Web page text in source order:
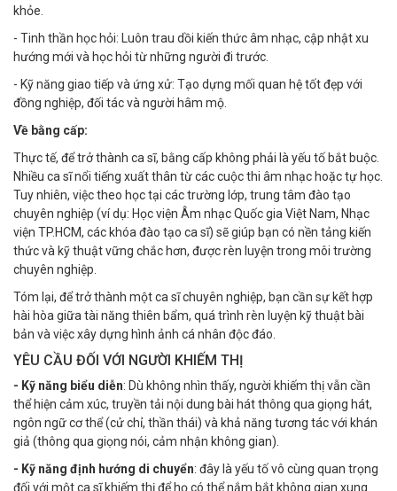
khỏe.
- Tinh thần học hỏi: Luôn trau dồi kiến thức âm nhạc, cập nhật xu
hướng mới và học hỏi từ những người đi trước.
- Kỹ năng giao tiếp và ứng xử: Tạo dựng mối quan hệ tốt đẹp với
đồng nghiệp, đối tác và người hâm mộ.
Về bằng cấp:
Thực tế, để trở thành ca sĩ, bằng cấp không phải là yếu tố bắt buộc.
Nhiều ca sĩ nổi tiếng xuất thân từ các cuộc thi âm nhạc hoặc tự học.
Tuy nhiên, việc theo học tại các trường lớp, trung tâm đào tạo
chuyên nghiệp (ví dụ: Học viện Âm nhạc Quốc gia Việt Nam, Nhạc
viện TP.HCM, các khóa đào tạo ca sĩ) sẽ giúp bạn có nền tảng kiến
thức và kỹ thuật vững chắc hơn, được rèn luyện trong môi trường
chuyên nghiệp.
Tóm lại, để trở thành một ca sĩ chuyên nghiệp, bạn cần sự kết hợp
hài hòa giữa tài năng thiên bẩm, quá trình rèn luyện kỹ thuật bài
bản và việc xây dựng hình ảnh cá nhân độc đáo.
YÊU CẦU ĐỐI VỚI NGƯỜI KHIẾM THỊ
- Kỹ năng biểu diễn: Dù không nhìn thấy, người khiếm thị vẫn cần
thể hiện cảm xúc, truyền tải nội dung bài hát thông qua giọng hát,
ngôn ngữ cơ thể (cử chỉ, thần thái) và khả năng tương tác với khán
giả (thông qua giọng nói, cảm nhận không gian).
- Kỹ năng định hướng di chuyển: đây là yếu tố vô cùng quan trọng
đối với một ca sĩ khiếm thị để họ có thể nắm bắt không gian xung